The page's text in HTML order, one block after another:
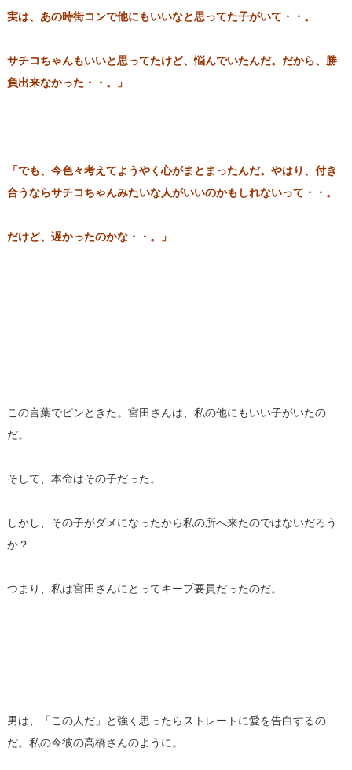
実は、あの時街コンで他にもいいなと思ってた子がいて・・。
サチコちゃんもいいと思ってたけど、悩んでいたんだ。だから、勝
負出来なかった・・。」
「でも、今色々考えてようやく心がまとまったんだ。やはり、付き
合うならサチコちゃんみたいな人がいいのかもしれないって・・。
だけど、遅かったのかな・・。」
この言葉でピンときた。宮田さんは、私の他にもいい子がいたの
だ。
そして、本命はその子だった。
しかし、その子がダメになったから私の所へ来たのではないだろう
か？
つまり、私は宮田さんにとってキープ要員だったのだ。
男は、「この人だ」と強く思ったらストレートに愛を告白するの
だ。私の今彼の高橋さんのように。